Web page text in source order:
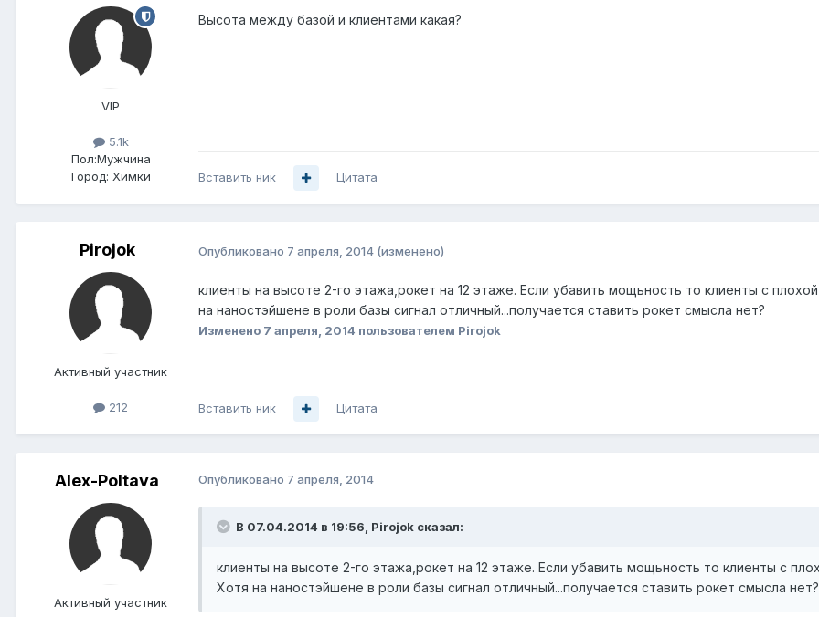
VIP
5.1k
Пол:Мужчина
Город: Химки
Высота между базой и клиентами какая?
Вставить ник Цитата
Pirojok
Активный участник
212
Опубликовано 7 апреля, 2014 (изменено)
клиенты на высоте 2-го этажа,рокет на 12 этаже. Если убавить мощьность то клиенты с
на наностэйшене в роли базы сигнал отличный...получается ставить рокет смысла нет?
Изменено 7 апреля, 2014 пользователем Pirojok
Вставить ник Цитата
Alex-Poltava
Активный участник
Опубликовано 7 апреля, 2014
В 07.04.2014 в 19:56, Pirojok сказал:
клиенты на высоте 2-го этажа,рокет на 12 этаже. Если убавить мощьность то клиенты с
Хотя на наностэйшене в роли базы сигнал отличный...получается ставить рокет смысла нет?